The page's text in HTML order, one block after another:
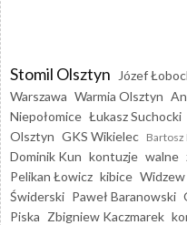
Stomil Olsztyn Józef
Warszawa Warmia Olsztyn
Niepołomice Łukasz Suchocki
Olsztyn GKS Wikielec
Dominik Kun kontuzje walne
Pelikan Łowicz kibice
Świderski Paweł Baranowski
Piska Zbigniew Kaczmarek